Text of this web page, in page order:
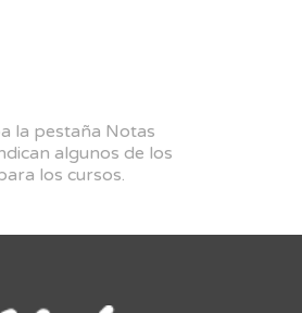
la pestaña Notas
algunos de los
los cursos.